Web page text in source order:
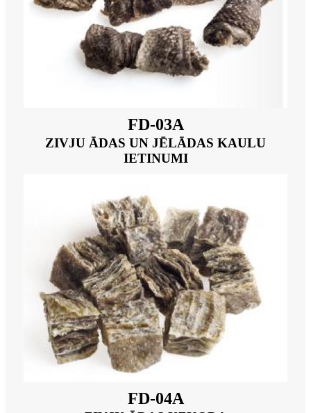
FD-03A
ZIVJU ĀDAS UN JĒLĀDAS KAULU
IETINUMI
FD-04A